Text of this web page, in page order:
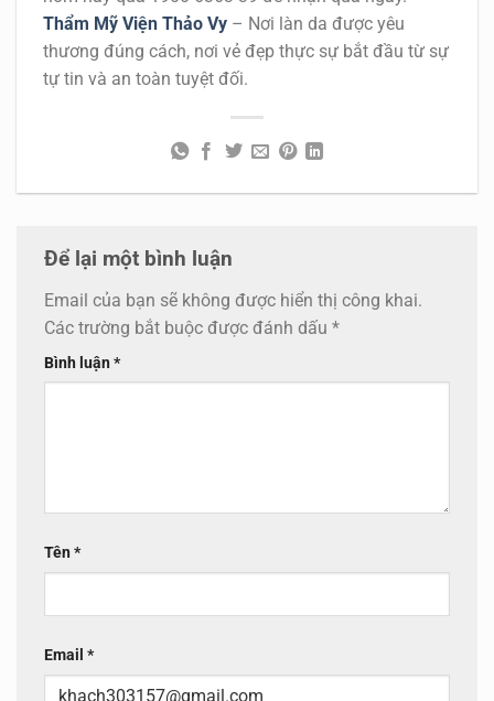
Thẩm Mỹ Viện Thảo Vy – Nơi làn da được yêu
thương đúng cách, nơi vẻ đẹp thực sự bắt đầu từ sự
tự tin và an toàn tuyệt đối.
Để lại một bình luận
Email của bạn sẽ không được hiển thị công khai.
Các trường bắt buộc được đánh dấu *
Bình luận*
Tên*
Email *